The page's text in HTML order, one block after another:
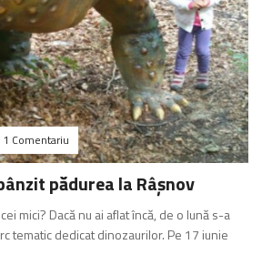
1 Comentariu
pădurea la Râșnov
mici? Dacă nu ai aflat încă, de o lună s-a
tematic dedicat dinozaurilor. Pe 17 iunie